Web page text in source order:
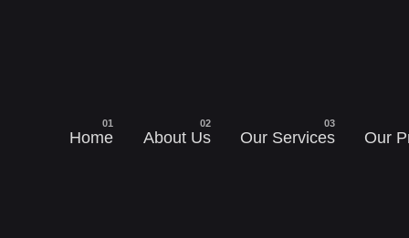
Home About Us Our Services Our